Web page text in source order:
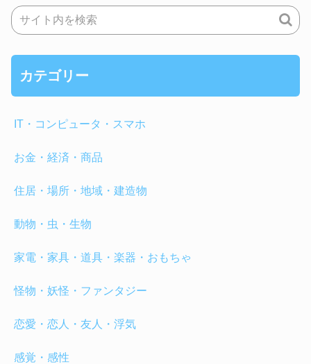
カテゴリー
IT・コンピュータ・スマホ
お金・経済・商品
住居・場所・地域・建造物
動物・虫・生物
家電・家具・道具・楽器・おもちゃ
怪物・妖怪・ファンタジー
恋愛・恋人・友人・浮気
感覚・感性